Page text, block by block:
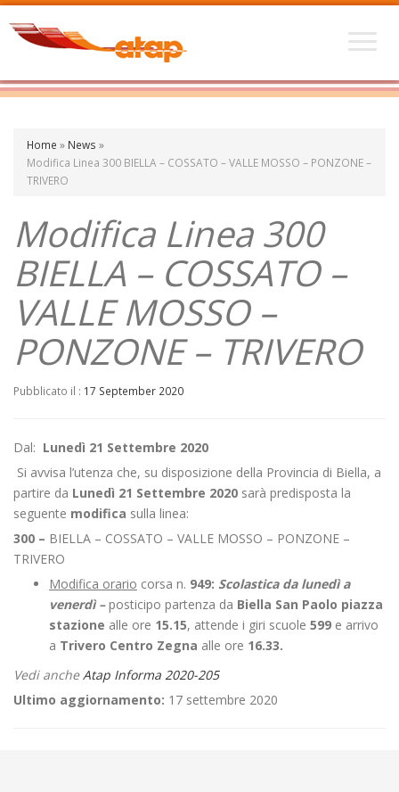
Home » News »
Modifica Linea 300 BIELLA – COSSATO – VALLE MOSSO – PONZONE –
TRIVERO
Modifica Linea 300
BIELLA – COSSATO –
VALLE MOSSO –
PONZONE – TRIVERO
Pubblicato il : 17 September 2020
Dal: Lunedì 21 Settembre 2020
Si avvisa l’utenza che, su disposizione della Provincia di Biella, a
partire da Lunedì 21 Settembre 2020 sarà predisposta la
seguente modifica sulla linea:
300 – BIELLA – COSSATO – VALLE MOSSO – PONZONE –
TRIVERO
Modifica orario corsa n. 949: Scolastica da lunedì a
venerdì –posticipo partenza da Biella San Paolo piazza
stazione alle ore 15.15, attende i giri scuole 599 e arrivo
a Trivero Centro Zegna alle ore 16.33.
Vedi ancheAtap Informa 2020-205
Ultimo aggiornamento: 17 settembre 2020